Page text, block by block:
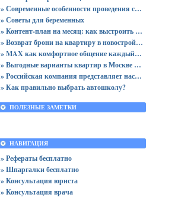
» Современные особенности проведения сертификации
» Советы для беременных
» Контент-план на месяц: как выстроить стратегию публикаций без хаоса
» Возврат брони на квартиру в новостройке - пошаговая инструкция и советы юриста
» MAX как комфортное общение каждый день: звонки без ограничений и файлы до 4 ГБ
» Выгодные варианты квартир в Москве с доступными ценами для покупки без переплат
» Российская компания представляет настольный ПК
» Как правильно выбрать автошколу?
ПОЛЕЗНЫЕ ЗАМЕТКИ
НАВИГАЦИЯ
» Рефераты бесплатно
» Шпаргалки бесплатно
» Консультация юриста
» Консультация врача